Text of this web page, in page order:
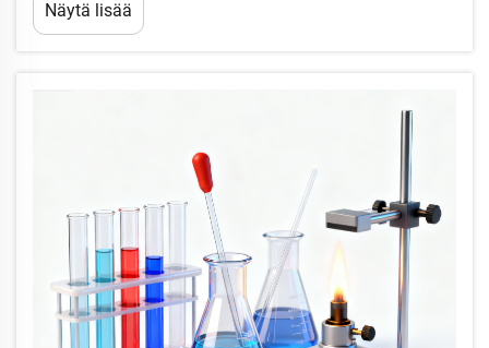
tai päivittäessään luonnontieteellistä opetusta.
Koulun luonnontieteellisen varustuksen laatu
Näytä lisää